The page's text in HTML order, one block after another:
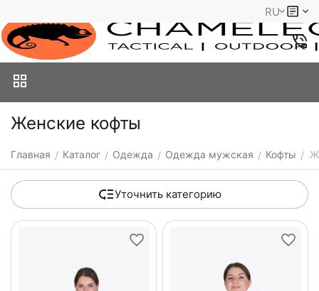
RU
Женские кофты
Главная / Каталог / Одежда / Одежда мужская / Кофты /
Уточнить категорию